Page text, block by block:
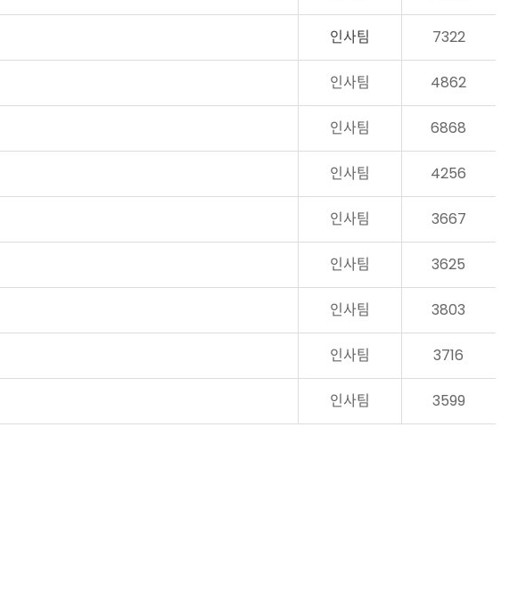
인사팀 7322
인사팀 4862
인사팀 6868
인사팀 4256
인사팀 3667
인사팀 3625
인사팀 3803
인사팀 3716
인사팀 3599